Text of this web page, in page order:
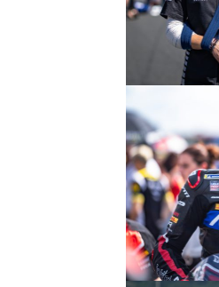
© R.Lekl